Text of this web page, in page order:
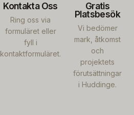
Kontakta Oss
Ring oss via
formuläret eller
fyll i
kontaktformuläret.
Gratis
Platsbesök
Vi bedömer
mark, åtkomst
och
projektets
förutsättningar
i Huddinge.